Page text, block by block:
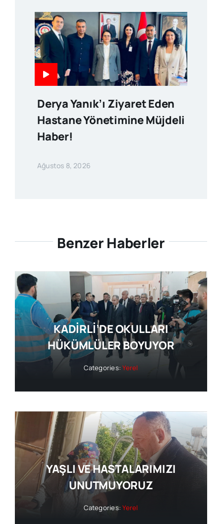
Derya Yanık’ı Ziyaret Eden
Hastane Yönetimine Müjdeli
Haber!
Ağustos 8, 2026
Benzer Haberler
KADİRLİ’DE OKULLARI
HÜKÜMLÜLER BOYUYOR
Categories:Yerel
YAŞLI VE HASTALARIMIZI
UNUTMUYORUZ
Categories:Yerel